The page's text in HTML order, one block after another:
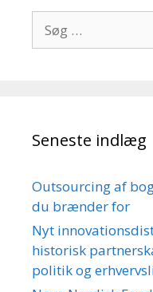
efter:
Seneste indlæg
Outsourcing af
du brænder for
Nyt
historisk
politik og